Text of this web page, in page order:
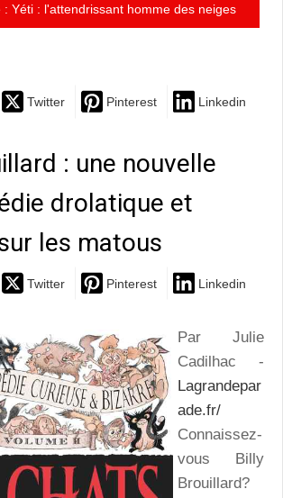
: Yéti : l'attendrissant homme des neiges
Twitter Pinterest Linkedin
: une nouvelle
drolatique et
les matous
Twitter Pinterest Linkedin
Par Julie
Cadilhac -
Lagrandepar
ade.fr/
Connaissez-
vous Billy
Brouillard?